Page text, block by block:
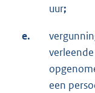
uur;
e.
een